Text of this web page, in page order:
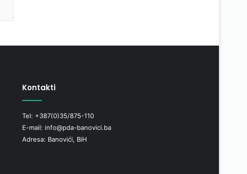
Kontakti
Tel: +387(0)35/875-110
E-mail: info@pda-banovici.ba
Adresa: Banovići, BiH